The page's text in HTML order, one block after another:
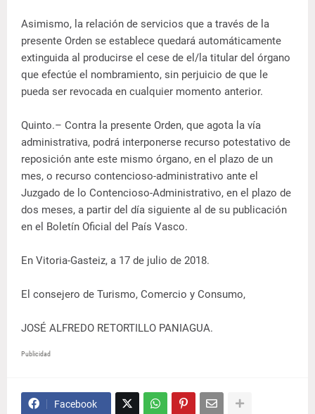
Asimismo, la relación de servicios que a través de la
presente Orden se establece quedará automáticamente
extinguida al producirse el cese de el/la titular del órgano
que efectúe el nombramiento, sin perjuicio de que le
pueda ser revocada en cualquier momento anterior.
Quinto.– Contra la presente Orden, que agota la vía
administrativa, podrá interponerse recurso potestativo de
reposición ante este mismo órgano, en el plazo de un
mes, o recurso contencioso-administrativo ante el
Juzgado de lo Contencioso-Administrativo, en el plazo de
dos meses, a partir del día siguiente al de su publicación
en el Boletín Oficial del País Vasco.
En Vitoria-Gasteiz, a 17 de julio de 2018.
El consejero de Turismo, Comercio y Consumo,
JOSÉ ALFREDO RETORTILLO PANIAGUA.
Publicidad
Facebook